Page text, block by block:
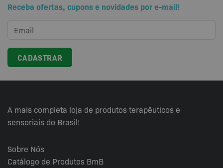
Receba ofertas, cupons e novidades por e-mail!
A mais completa loja de produtos terapêuticos e
sensoriais do Brasil!
Sobre Nós
Catálogo de Produtos BmB